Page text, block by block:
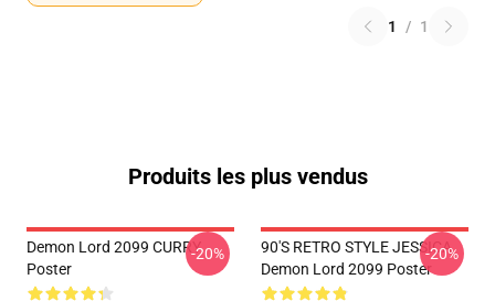
1 / 1
Produits les plus vendus
Demon Lord 2099 CURRY
Poster
-20%
90'S RETRO STYLE JESSICA
Demon Lord 2099 Poster
-20%